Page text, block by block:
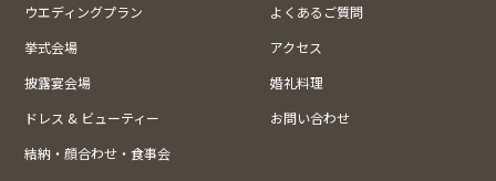
ウエディングプラン
よくあるご質問
挙式会場
アクセス
披露宴会場
婚礼料理
ドレス & ビューティー
お問い合わせ
結納・顔合わせ・食事会